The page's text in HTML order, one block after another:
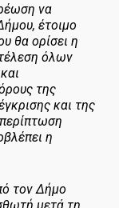
να
έτοιμο
θα ορίσει η
όλων
της
και της
η
τον Δήμο